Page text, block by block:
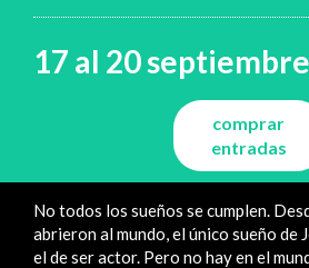
17 al 20
comprar
entradas
No todos los sueños se cumplen.
abrieron al mundo, el único sueño de
el de ser actor. Pero no hay en el